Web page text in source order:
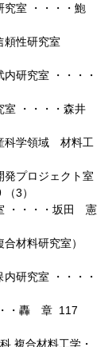
室 ・・・・鮑
性研究室
研究室 ・・・・
・・・・森井
科学領域 材料工
プロジェクト室
3）
・・・・坂田 憲
材料研究室）
研究室 ・・・・
・轟 章 117
複合材料工学・